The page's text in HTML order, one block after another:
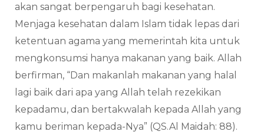
akan sangat berpengaruh bagi kesehatan.
Menjaga kesehatan dalam Islam tidak lepas dari
ketentuan agama yang memerintah kita untuk
mengkonsumsi hanya makanan yang baik. Allah
berfirman, “Dan makanlah makanan yang halal
lagi baik dari apa yang Allah telah rezekikan
kepadamu, dan bertakwalah kepada Allah yang
kamu beriman kepada-Nya” (QS.Al Maidah: 88).